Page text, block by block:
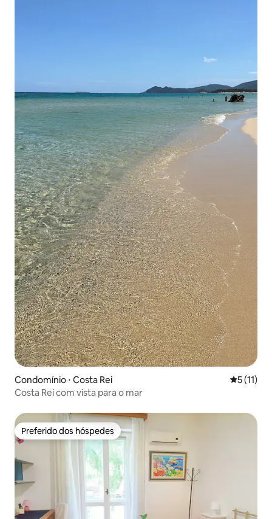
Condomínio ⋅ Costa Rei 5 de uma
5 (11)
Costa Rei com vista para o mar
Preferido dos hóspedes
Preferido dos hóspedes